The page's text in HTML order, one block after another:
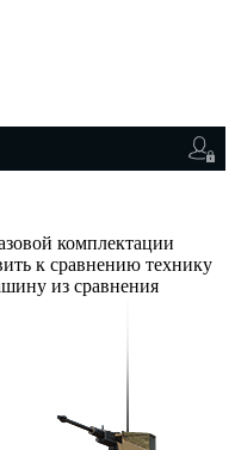
комплектации
к сравнению технику
из сравнения